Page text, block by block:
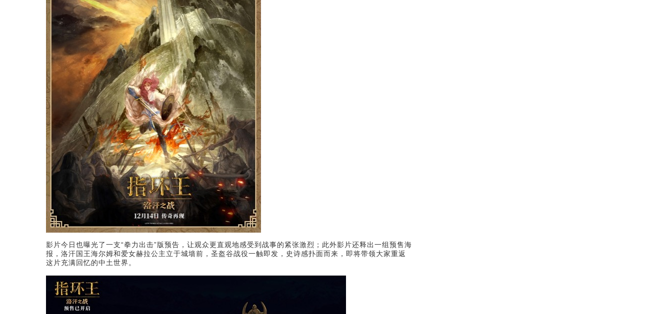
影片今日也曝光了一支“拳力出击”版预告，让观众更直观地感受到战事的紧张激烈；此外影片还释出一组预售海
报，洛汗国王海尔姆和爱女赫拉公主立于城墙前，圣盔谷战役一触即发，史诗感扑面而来，即将带领大家重返
这片充满回忆的中土世界。